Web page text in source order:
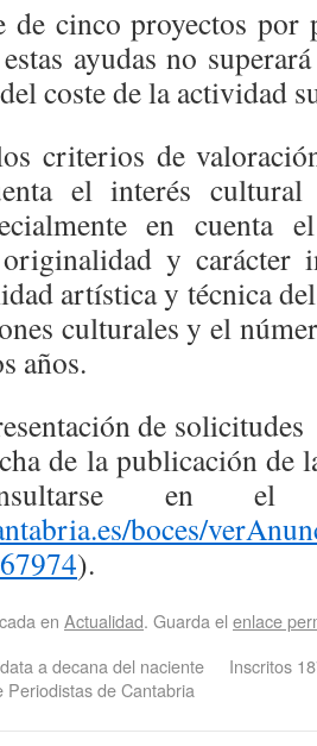
cinco proyectos por
ayudas no
coste de la actividad
criterios de
el interés cultural
en cuenta
y carácter
artística y técnica
culturales y el
años.
de
de la publicación de
en el
boces/
).
en Actualidad. Guarda el enlace
a decana del naciente
de Cantabria
Inscritos